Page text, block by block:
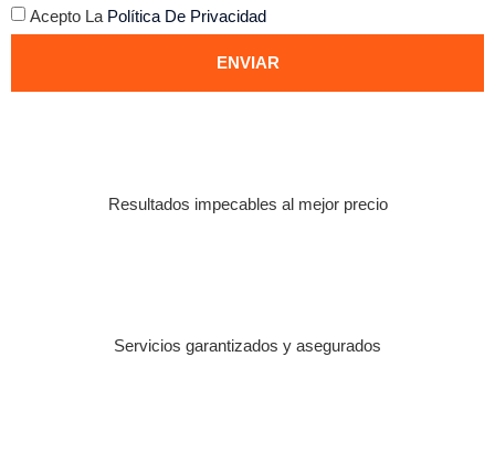
Acepto La Política De Privacidad
ENVIAR
Resultados impecables al mejor precio
Servicios garantizados y asegurados